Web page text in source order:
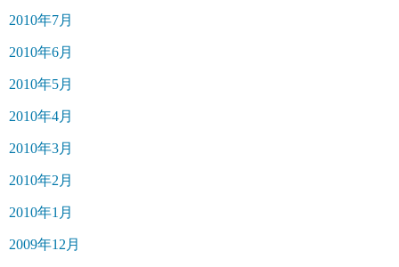
2010年7月
2010年6月
2010年5月
2010年4月
2010年3月
2010年2月
2010年1月
2009年12月